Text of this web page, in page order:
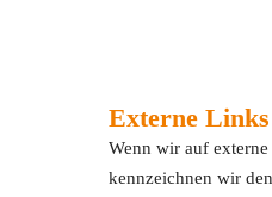
Externe
Wenn wir auf
kennzeichnen wir